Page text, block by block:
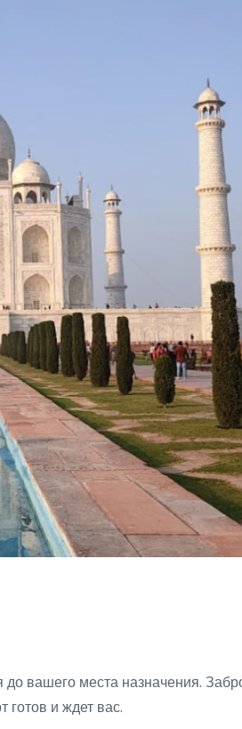
до вашего места назначения.
и ждет вас.